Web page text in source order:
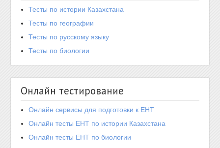
Тесты по истории Казахстана
Тесты по географии
Тесты по русскому языку
Тесты по биологии
Онлайн тестирование
Онлайн сервисы для подготовки к ЕНТ
Онлайн тесты ЕНТ по истории Казахстана
Онлайн тесты ЕНТ по биологии